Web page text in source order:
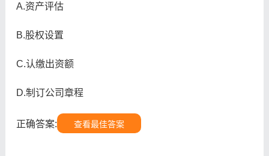
A.资产评估
B.股权设置
C.认缴出资额
D.制订公司章程
正确答案: 查看最佳答案